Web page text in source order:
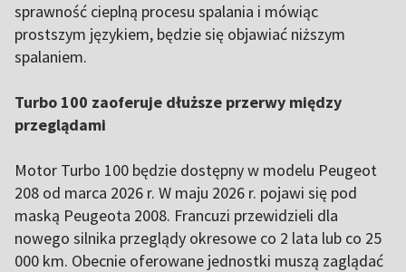
sprawność cieplną procesu spalania i mówiąc
prostszym językiem, będzie się objawiać niższym
spalaniem.
Turbo 100 zaoferuje dłuższe przerwy między
przeglądami
Motor Turbo 100 będzie dostępny w modelu Peugeot
208 od marca 2026 r. W maju 2026 r. pojawi się pod
maską Peugeota 2008. Francuzi przewidzieli dla
nowego silnika przeglądy okresowe co 2 lata lub co 25
000 km. Obecnie oferowane jednostki muszą zaglądać